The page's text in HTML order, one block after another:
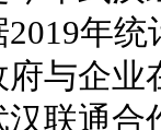
年
与企
联通